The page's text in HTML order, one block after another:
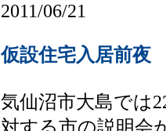
2011/06/21
仮設住宅入居前夜
気仙沼市大島では